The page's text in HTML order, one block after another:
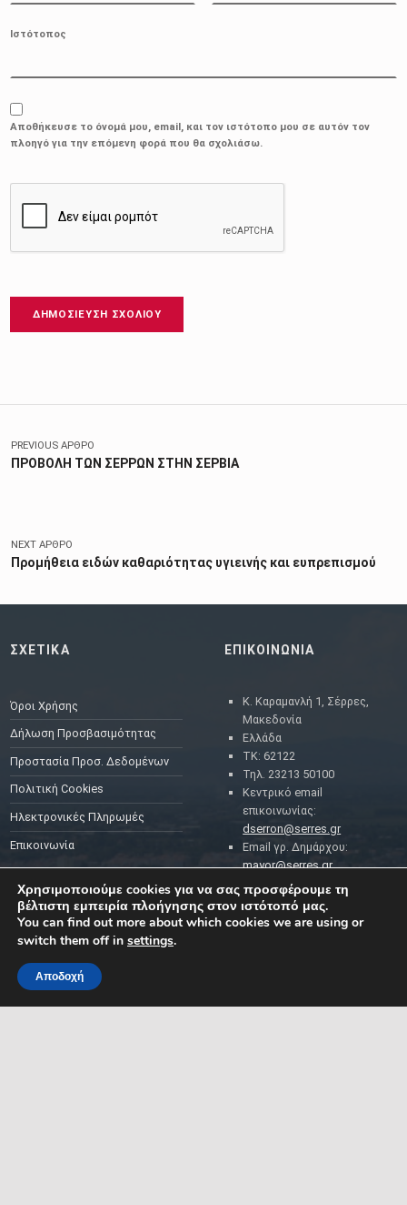
Ιστότοπος
Αποθήκευσε το όνομά μου, email, και τον ιστότοπο μου σε αυτόν τον
πλοηγό για την επόμενη φορά που θα σχολιάσω.
Πλοήγηση άρθρων
PREVIOUS ΆΡΘΡΟ
ΠΡΟΒΟΛΗ ΤΩΝ ΣΕΡΡΩΝ ΣΤΗΝ ΣΕΡΒΙΑ
NEXT ΆΡΘΡΟ
Προμήθεια ειδών καθαριότητας υγιεινής και ευπρεπισμού
ΣΧΕΤΙΚΑ
Όροι Χρήσης
Δήλωση Προσβασιμότητας
Προστασία Προσ. Δεδομένων
Πολιτική Cookies
Ηλεκτρονικές Πληρωμές
Επικοινωνία
ΕΠΙΚΟΙΝΩΝΙΑ
Κ. Καραμανλή 1, Σέρρες,
Μακεδονία
Ελλάδα
ΤΚ: 62122
Τηλ. 23213 50100
Κεντρικό email
επικοινωνίας:
dserron@serres.gr
Email γρ. Δημάρχου:
mayor@serres.gr
Email DPO (Υπευθύνου
Προστασίας Δεδομένων):
dpo@serres.gr
ΡΟΗ ΕΙΔΗΣΕΩΝ
ΔΗΜΟΤΗ ΚΑΙ ΤΗΣ
Χρησιμοποιούμε cookies για να σας προσφέρουμε τη
βέλτιστη εμπειρία πλοήγησης στον ιστότοπό μας.
You can find out more about which cookies we are using or
switch them off in settings.
Αποδοχή